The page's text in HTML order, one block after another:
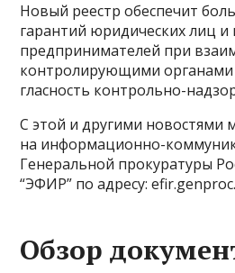
Новый реестр обеспечит
гарантий юридических лиц
предпринимателей при
контролирующими органами
гласность контрольно-
С этой и другими новостями
на информационно-
Генеральной прокуратуры
“ЭФИР” по адресу:
Обзор